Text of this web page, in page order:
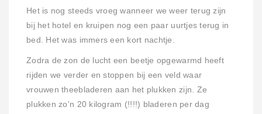
Het is nog steeds vroeg wanneer we weer terug zijn
bij het hotel en kruipen nog een paar uurtjes terug in
bed. Het was immers een kort nachtje.
Zodra de zon de lucht een beetje opgewarmd heeft
rijden we verder en stoppen bij een veld waar
vrouwen theebladeren aan het plukken zijn. Ze
plukken zo'n 20 kilogram (!!!!) bladeren per dag